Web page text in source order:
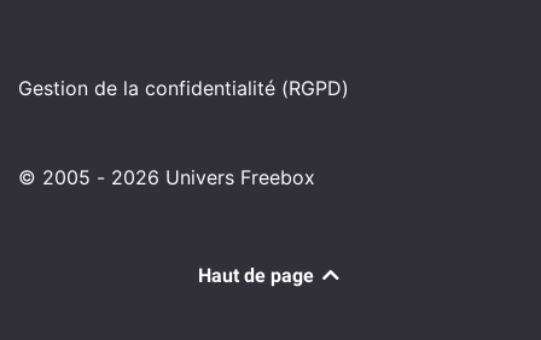
Gestion de la confidentialité (RGPD)
© 2005 - 2026 Univers Freebox
Haut de page